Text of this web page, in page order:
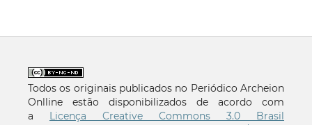
Todos os originais publicados no Periódico Archeion
Onlline estão disponibilizados de acordo com
a Licença Creative Commons 3.0 Brasil